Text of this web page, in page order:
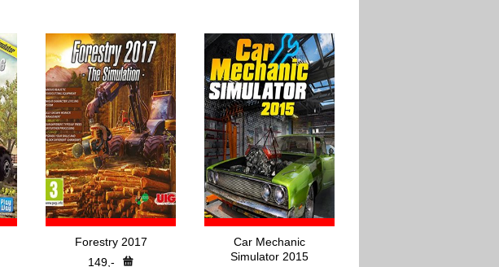
Forestry 2017
149,-
Car Mechanic
Simulator 2015